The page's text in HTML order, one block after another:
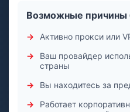
Возможные причины
Активно прокси или
Ваш провайдер
страны
Вы находитесь за
Работает